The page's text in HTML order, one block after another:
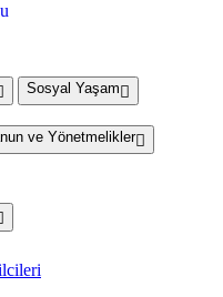
Sosyal Yaşam
ve Yönetmelikler